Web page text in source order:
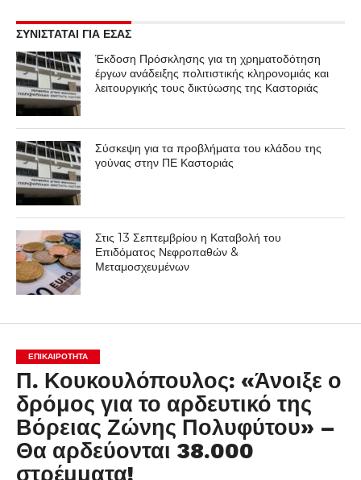
ΣΥΝΙΣΤΑΤΑΙ ΓΙΑ ΕΣΑΣ
Έκδοση Πρόσκλησης για τη χρηματοδότηση
έργων ανάδειξης πολιτιστικής κληρονομιάς και
λειτουργικής τους δικτύωσης της Καστοριάς
Σύσκεψη για τα προβλήματα του κλάδου της
γούνας στην ΠΕ Καστοριάς
Στις 13 Σεπτεμβρίου η Καταβολή του
Επιδόματος Νεφροπαθών &
Μεταμοσχευμένων
ΕΠΙΚΑΙΡΟΤΗΤΑ
Π. Κουκουλόπουλος: «Άνοιξε ο
δρόμος για το αρδευτικό της
Βόρειας Ζώνης Πολυφύτου» –
Θα αρδεύονται 38.000
στρέμματα!